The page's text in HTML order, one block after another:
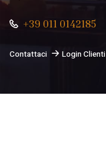
+39 011 0142185
Contattaci Login Clienti